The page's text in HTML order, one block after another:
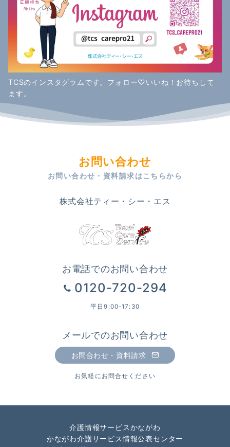
TCSのインスタグラムです。フォロー♡いいね！お待ちして
ます。
お問い合わせ
お問い合わせ・資料請求はこちらから
株式会社ティー・シー・エス
お電話でのお問い合わせ
0120-720-294
平日9:00-17:30
メールでのお問い合わせ
お問合わせ・資料請求
お気軽にお問合せください
介護情報サービスかながわ
かながわ介護サービス情報公表センター